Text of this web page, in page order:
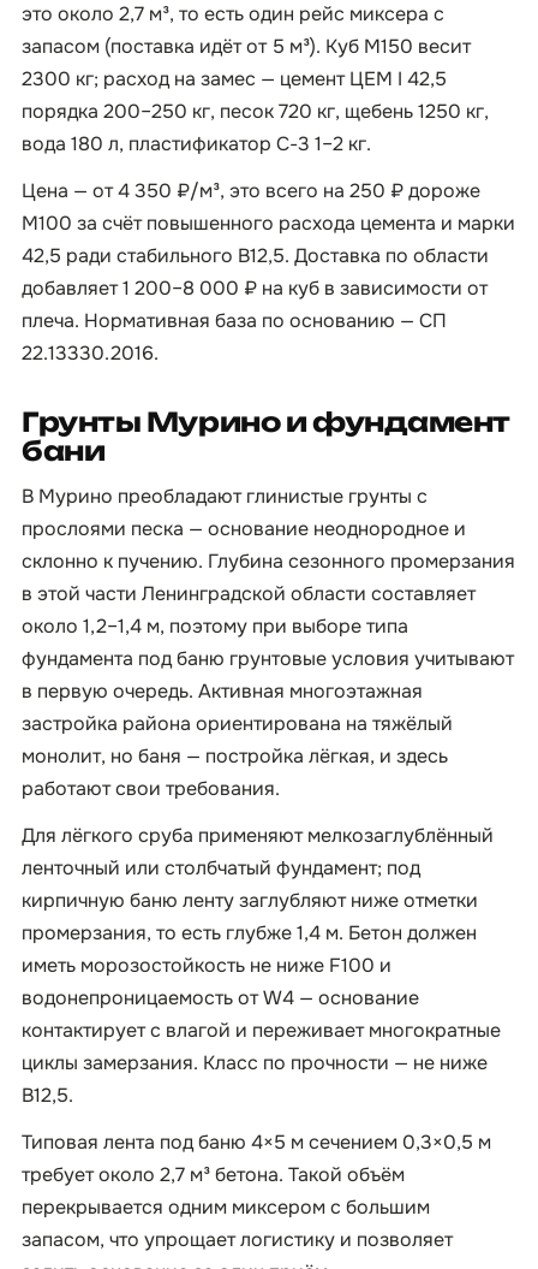
это около 2,7 м³, то есть один рейс миксера с
запасом (поставка идёт от 5 м³). Куб М150 весит
2300 кг; расход на замес — цемент ЦЕМ I 42,5
порядка 200–250 кг, песок 720 кг, щебень 1250 кг,
вода 180 л, пластификатор С-3 1–2 кг.
Цена — от 4 350 ₽/м³, это всего на 250 ₽ дороже
М100 за счёт повышенного расхода цемента и марки
42,5 ради стабильного B12,5. Доставка по области
добавляет 1 200–8 000 ₽ на куб в зависимости от
плеча. Нормативная база по основанию — СП
22.13330.2016.
Грунты Мурино и фундамент
бани
В Мурино преобладают глинистые грунты с
прослоями песка — основание неоднородное и
склонно к пучению. Глубина сезонного промерзания
в этой части Ленинградской области составляет
около 1,2–1,4 м, поэтому при выборе типа
фундамента под баню грунтовые условия учитывают
в первую очередь. Активная многоэтажная
застройка района ориентирована на тяжёлый
монолит, но баня — постройка лёгкая, и здесь
работают свои требования.
Для лёгкого сруба применяют мелкозаглублённый
ленточный или столбчатый фундамент; под
кирпичную баню ленту заглубляют ниже отметки
промерзания, то есть глубже 1,4 м. Бетон должен
иметь морозостойкость не ниже F100 и
водонепроницаемость от W4 — основание
контактирует с влагой и переживает многократные
циклы замерзания. Класс по прочности — не ниже
B12,5.
Типовая лента под баню 4×5 м сечением 0,3×0,5 м
требует около 2,7 м³ бетона. Такой объём
перекрывается одним миксером с большим
запасом, что упрощает логистику и позволяет